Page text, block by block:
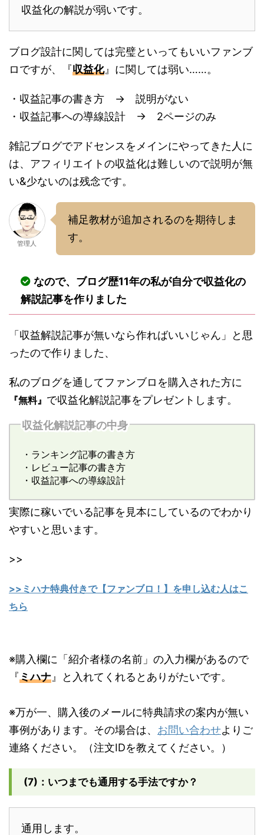
収益化の解説が弱いです。
ブログ設計に関しては完璧といってもいいファンブ
ロですが、『収益化』に関しては弱い……。
・収益記事の書き方 → 説明がない
・収益記事への導線設計 → 2ページのみ
雑記ブログでアドセンスをメインにやってきた人に
は、アフィリエイトの収益化は難しいので説明が無
い&少ないのは残念です。
管理人
補足教材が追加されるのを期待しま
す。
なので、ブログ歴11年の私が自分で収益化の
解説記事を作りました
「収益解説記事が無いなら作ればいいじゃん」と思
ったので作りました、
私のブログを通してファンブロを購入された方に
『無料』 で収益化解説記事をプレゼントします。
収益化解説記事の中身
・ランキング記事の書き方
・レビュー記事の書き方
・収益記事への導線設計
実際に稼いでいる記事を見本にしているのでわかり
やすいと思います。
>>
>>ミハナ特典付きで【ファンブロ！】を申し込む人はこ
ちら
※購入欄に「紹介者様の名前」の入力欄があるので
『ミハナ 』と入れてくれるとありがたいです。
※万が一、購入後のメールに特典請求の案内が無い
事例があります。その場合は、 お問い合わせよりご
連絡ください。（注文IDを教えてください。）
(7)：いつまでも通用する手法ですか？
通用します。